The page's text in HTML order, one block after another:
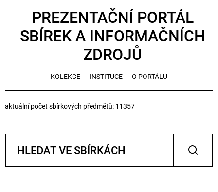
PREZENTAČNÍ PORTÁL
SBÍREK A INFORMAČNÍCH
ZDROJŮ
KOLEKCE INSTITUCE O PORTÁLU
aktuální počet sbírkových předmětů: 11357